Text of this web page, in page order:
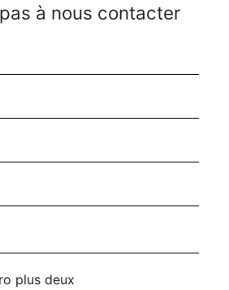
à nous contacter
plus deux